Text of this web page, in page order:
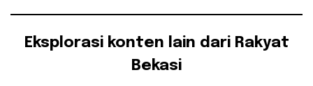
Eksplorasi konten lain dari Rakyat
Bekasi